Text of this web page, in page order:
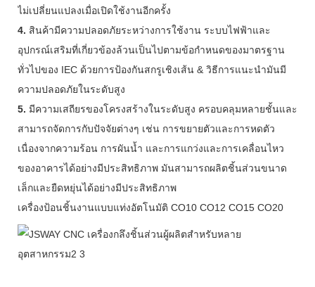
ไม่เปลี่ยนแปลงเมื่อเปิดใช้งานอีกครั้ง
4. สินค้ามีความปลอดภัยระหว่างการใช้งาน ระบบไฟฟ้าและ
อุปกรณ์เสริมที่เกี่ยวข้องล้วนเป็นไปตามข้อกำหนดของมาตรฐาน
ทั่วไปของ IEC ด้วยการป้องกันสกรูเชิงเส้น & วิธีการแนะนำมันมี
ความปลอดภัยในระดับสูง
5. มีความเสถียรของโครงสร้างในระดับสูง ครอบคลุมหลายชั้นและ
สามารถจัดการกับปัจจัยต่างๆ เช่น การขยายตัวและการหดตัว
เนื่องจากความร้อน การผันน้ำ และการแกว่งและการเคลื่อนไหว
ของอาคารได้อย่างมีประสิทธิภาพ มันสามารถผลิตชิ้นส่วนขนาด
เล็กและยืดหยุ่นได้อย่างมีประสิทธิภาพ
เครื่องป้อนชิ้นงานแบบแท่งอัตโนมัติ CO10 CO12 CO15 CO20